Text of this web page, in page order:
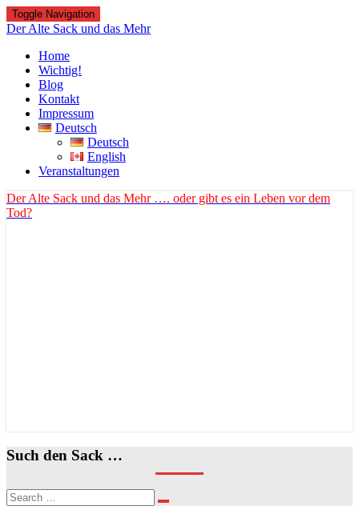
Toggle Navigation
Der Alte Sack und das Mehr
Home
Wichtig!
Blog
Kontakt
Impressum
Deutsch
Deutsch
English
Veranstaltungen
Der Alte Sack und das Mehr …. oder gibt es ein Leben vor dem
Tod?
Such den Sack …
Search
for:
Search